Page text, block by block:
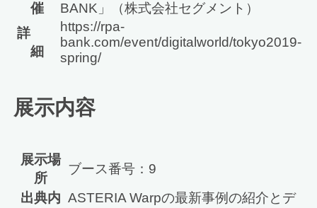
催
BANK」（株式会社セグメント）
詳
細
https://rpa-
bank.com/event/digitalworld/tokyo2019-
spring/
展示内容
展示場
所
ブース番号：9
出典内 ASTERIA Warpの最新事例の紹介とデ